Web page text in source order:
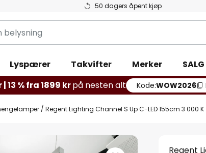
50 dagers åpent kjøp
Lyspærer Takvifter Merker SALG
13 % fra 1899 krpå nesten alt Kode:WOW2026
Regent Lighting Channel S Up C-LED 155cm 3 000 K
Regent